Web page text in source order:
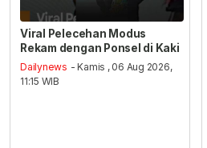
Viral Pelecehan Modus
Rekam dengan Ponsel di Kaki
Dailynews - Kamis , 06 Aug 2026,
11:15 WIB